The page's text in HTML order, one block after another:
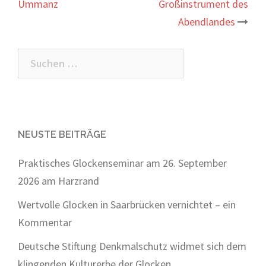
Ummanz
Großinstrument des
Abendlandes
Suchen
nach:
NEUSTE BEITRÄGE
Praktisches Glockenseminar am 26. September
2026 am Harzrand
Wertvolle Glocken in Saarbrücken vernichtet – ein
Kommentar
Deutsche Stiftung Denkmalschutz widmet sich dem